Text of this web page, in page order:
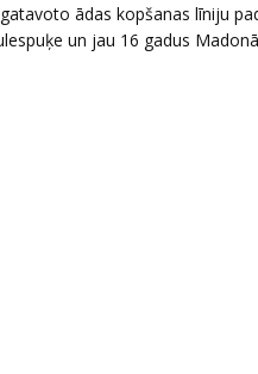
ādas kopšanas līniju
un jau 16 gadus